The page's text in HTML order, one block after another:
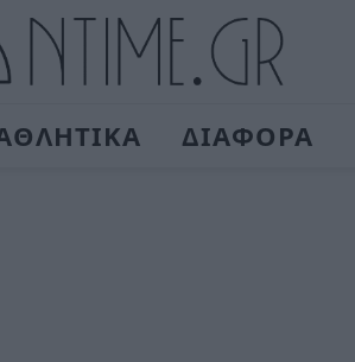
ΔΙΑΦΟΡΑ